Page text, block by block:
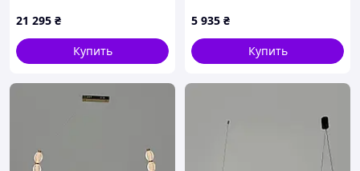
21 295 ₴
Купить
5 935 ₴
Купить